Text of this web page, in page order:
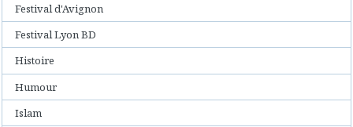
Festival d'Avignon
Festival Lyon BD
Histoire
Humour
Islam